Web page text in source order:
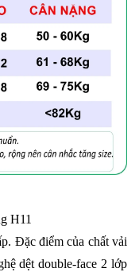
H11
Đặc điểm của chất vải
dệt double-face 2 lớp